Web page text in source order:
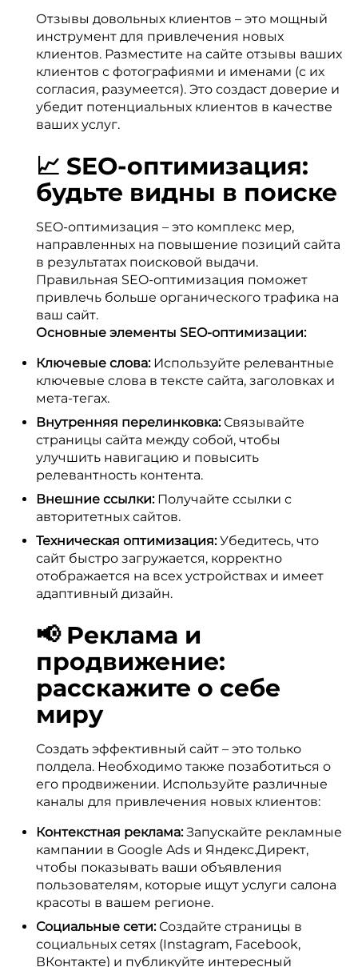
Отзывы довольных клиентов – это мощный
инструмент для привлечения новых
клиентов. Разместите на сайте отзывы ваших
клиентов с фотографиями и именами (с их
согласия, разумеется). Это создаст доверие и
убедит потенциальных клиентов в качестве
ваших услуг.
📈 SEO-оптимизация:
будьте видны в поиске
SEO-оптимизация – это комплекс мер,
направленных на повышение позиций сайта
в результатах поисковой выдачи.
Правильная SEO-оптимизация поможет
привлечь больше органического трафика на
ваш сайт.
Основные элементы SEO-оптимизации:
Ключевые слова:Используйте релевантные
ключевые слова в тексте сайта, заголовках и
мета-тегах.
Внутренняя перелинковка:Связывайте
страницы сайта между собой, чтобы
улучшить навигацию и повысить
релевантность контента.
Внешние ссылки:Получайте ссылки с
авторитетных сайтов.
Техническая оптимизация:Убедитесь, что
сайт быстро загружается, корректно
отображается на всех устройствах и имеет
адаптивный дизайн.
📢 Реклама и
продвижение:
расскажите о себе
миру
Создать эффективный сайт – это только
полдела. Необходимо также позаботиться о
его продвижении. Используйте различные
каналы для привлечения новых клиентов:
Контекстная реклама:Запускайте рекламные
кампании в Google Ads и Яндекс.Директ,
чтобы показывать ваши объявления
пользователям, которые ищут услуги салона
красоты в вашем регионе.
Социальные сети:Создайте страницы в
социальных сетях (Instagram, Facebook,
ВКонтакте) и публикуйте интересный